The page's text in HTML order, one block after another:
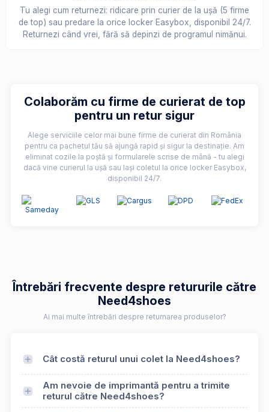
Tu alegi cum returnezi: ridicare prin curier de la ușă (5 firme
de top) sau predare la orice locker Easybox, disponibil 24/7.
Returnezi când vrei, fără să depinzi de programul nimănui.
Colaborăm cu firme de curierat de top
pentru un retur sigur
Alege serviciile celor mai bune firme de curierat din România
pentru ca pachetul tău să ajungă rapid și sigur la destinație. Am
eliminat cozile la poștă și formularele scrise de mână - tu alegi
dacă vine curierul la ușă sau lași coletul la orice locker Easybox,
disponibil 24/7.
Întrebări frecvente despre retururile către
Need4shoes
Ai mai multe întrebări despre returnarea produselor?
Cât costă returul unui colet la Need4shoes?
Am nevoie de imprimantă pentru a trimite
returul către Need4shoes?